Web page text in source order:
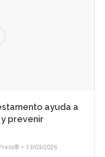
ayuda a
prevenir
13/03/2026